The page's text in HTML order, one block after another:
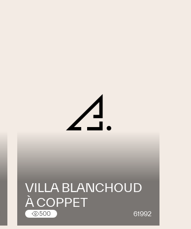
VILLA BLANCHOUD
À COPPET
500 61992